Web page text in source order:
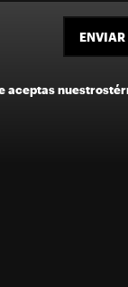
ENVIAR
aceptas nuestros